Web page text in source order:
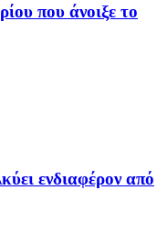
που άνοιξε το
ενδιαφέρον από